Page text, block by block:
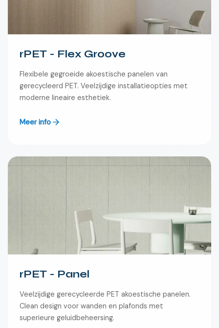
rPET - Flex Groove
Flexibele gegroeide akoestische panelen van
gerecycleerd PET. Veelzijdige installatieopties met
moderne lineaire esthetiek.
Meer info
rPET - Panel
Veelzijdige gerecycleerde PET akoestische panelen.
Clean design voor wanden en plafonds met
superieure geluidbeheersing.